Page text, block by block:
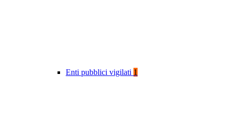
Enti pubblici vigilati 1